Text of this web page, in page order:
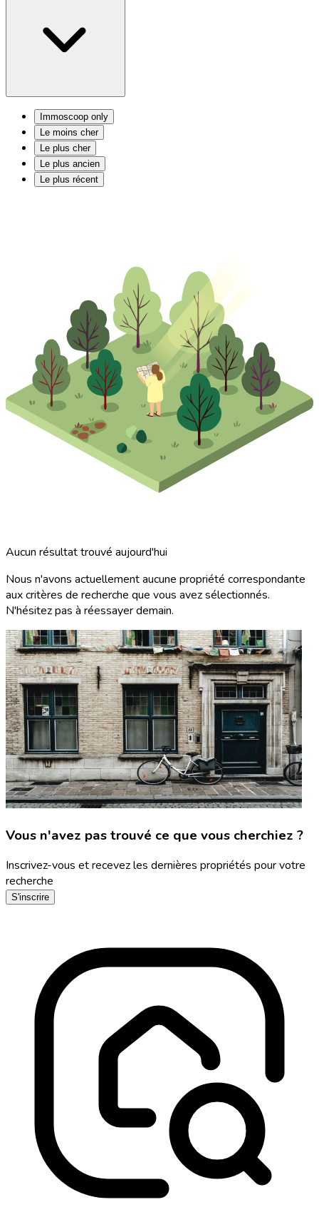
Immoscoop only
Le moins cher
Le plus cher
Le plus ancien
Le plus récent
Aucun résultat trouvé aujourd'hui
Nous n'avons actuellement aucune propriété correspondante
aux critères de recherche que vous avez sélectionnés.
N'hésitez pas à réessayer demain.
Vous n'avez pas trouvé ce que vous cherchiez ?
Inscrivez-vous et recevez les dernières propriétés pour votre
recherche
S'inscrire